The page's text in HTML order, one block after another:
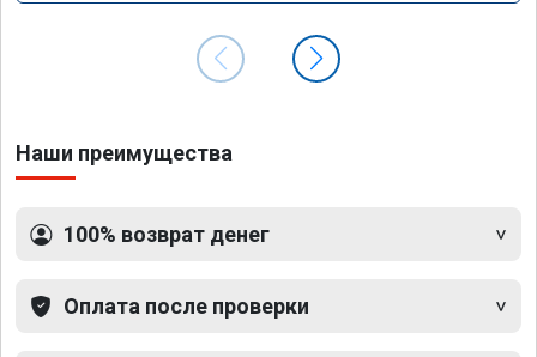
Наши преимущества
100% возврат денег
Оплата после проверки